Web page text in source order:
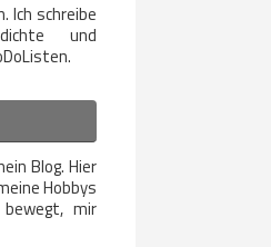
Ich schreibe
und
Blog. Hier
Hobbys
mir